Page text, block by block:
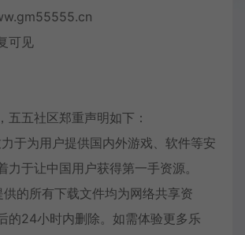
可见
五五社区郑重声明如下：
于为用户提供国内外游戏、软件等安
力于让中国用户获得第一手资源。
的所有下载文件均为网络共享资
的24小时内删除。如需体验更多乐